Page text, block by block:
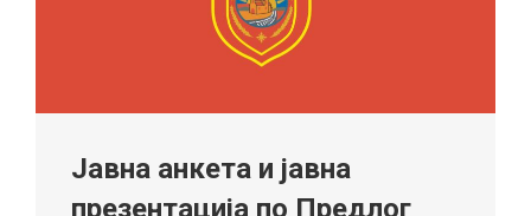
Јавна анкета и јавна
презентација по Предлог